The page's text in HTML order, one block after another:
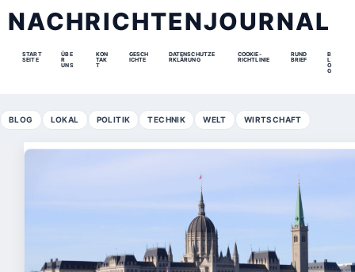
NACHRICHTENJOURNAL
START
SEITE
ÜBE
R
UNS
KON
TAK
T
GESCH
ICHTE
DATENSCHUTZE
RKLÄRUNG
COOKIE-
RICHTLINIE
RUND
BRIEF
B
L
O
G
BLOG LOKAL POLITIK TECHNIK WELT WIRTSCHAFT